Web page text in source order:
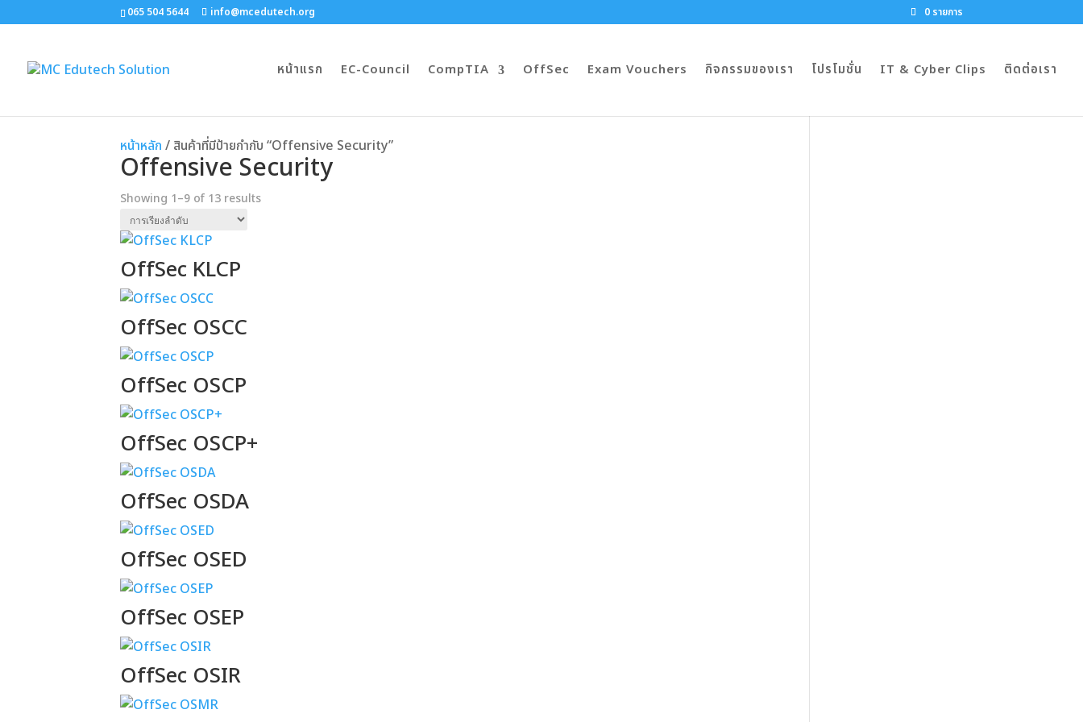
065 504 5644 info@mcedutech.org 0 รายการ
หน้าแรก EC-Council CompTIA OffSec Exam Vouchers กิจกรรมของเรา โปรโมชั่น IT & Cyber Clips ติดต่อเรา
หน้าหลัก / สินค้าที่มีป้ายกำกับ “Offensive Security”
Offensive Security
Showing 1–9 of 13 results
OffSec KLCP
OffSec OSCC
OffSec OSCP
OffSec OSCP+
OffSec OSDA
OffSec OSED
OffSec OSEP
OffSec OSIR